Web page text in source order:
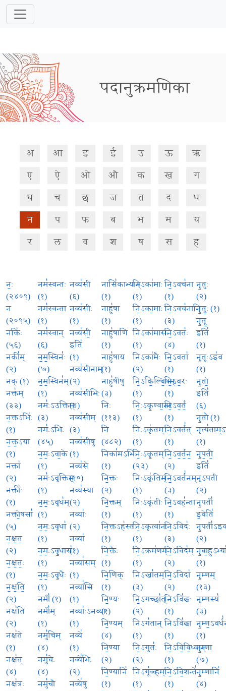
पदानुक्रमणिका
अ आ इ ई उ ऊ ऋ
ए ऐ ओ औ क ख ग
घ च छ ज त द ध
न प फ ब भ म य
र ल व श ष स ह
नः॒
(२४०९)
न
(२०९५)
नकिः॑
(५६)
नकी॑म्
(२)
नक् (१)
नक्त॑म्
(३३)
न॒क्तऽभिः॑
(१)
न॒क्त॒ऽया
(१)
नक्ता॑
(२)
नक्तीः॑
(१)
नक्तो॒षसा॑
(५)
न॒क्ष॒त॒
(२)
न॒क्ष॒तः॒
(१)
न॒क्ष॒ति॒
(२)
नक्ष॑ति
(२)
नक्ष॑ते
(१)
नक्ष॑त्
(४)
नक्ष॑त्रः
नम॑स्वन्तः
(१)
नम॑स्वन्ता
(१)
नम॑स्वान्
(६)
न॒म॒स्विनः॑
(७)
न॒म॒स्विन॑म्
(१)
नमः॑ऽउक्तिम्
(३)
नमः॑ऽभिः
(४५)
न॒मः॒ऽवा॒के
(१)
नमः॑ऽवृक्तिम्
(१)
न॒मः॒ऽवृध॑म्
(१)
न॒मः॒ऽवृधा॑
(१)
न॒मः॒ऽवृ॒धासः॑
(१)
न॒मः॒ऽवृ॒धैः
(१)
नमी॑ (१)
नमी॑म्
(१)
नमु॑चिम्
(४)
नमु॑चेः
(४)
नमु॑चौ
नव्य॑सी
(६)
नव्य॑सीः
(१)
नव्य॑सी॒
इति॑
(१)
नव्य॑सीनाम्
(२)
नव्य॑सीभिः
(४)
नव्य॑सीम्
(३)
नव्य॑सीषु
(१)
नव्य॑से
(१०)
नव्य॑स्या
(२)
नव्याः॑
(२)
नव्या॑
(१)
नव्यां॑सम्
(१)
नव्यां॑सि
(१)
नव्याः॑ऽनव्याः
(१)
नव्ये॑
(१)
नव्ये॑भिः
(२)
नव्ये॑षु
नासि॑काभ्याम्
(१)
नाहु॑षा
(१)
नाहु॑षाणि
(१)
नाहु॑षाय
(१)
नाहु॑षीषु
(३)
निः
(११३)
नि
(४८२)
निका॑मऽभिः
(१)
नि॒क्तः
(२)
नि॒क्तम्
(१)
नि॒क्तऽह॑स्तः
(१)
नि॒क्तैः
(१)
नि॒णिक्
(१)
नि॒ण्यः
(१)
नि॒ण्यम्
(४)
नि॒ण्या
(२)
नि॒ण्यानि॑
(१)
निऽका॑माः
(१)
नि॒ऽका॒माः
(१)
निऽका॑मासः
(१)
निऽका॑मैः
(२)
नि॒ऽकि॒ल्बि॒षम्
(१)
निः॒ऽकृ॒ण्वा॒नाः
(१)
निःऽकृ॑तम्
(१)
निः॒ऽकृ॒तम्
(२३)
निःऽकृ॑तिम्
(१)
निःऽकृ॑तीः
(१)
नि॒ऽकृत्वा॑नः
(१)
नि॒ऽक्रम॑णम्
(१)
निऽखा॑तम्
(३)
नि॒ऽगच्छा॑त्
(२)
निऽग॑तान्
(१)
नि॒ऽगुतः॑
(२)
निऽगू॑ळ्हम्
(१)
नि॒ऽवच॑ना
(१)
नि॒ऽवच॑नानि
(३)
नि॒ऽवतः॑
(४)
नि॒ऽवता॑
(१)
नि॒ऽव॒रः
(१)
नि॒ऽव॒र्त॒
(१)
नि॒ऽवर्त॑त्
(१)
नि॒ऽव॒र्त॒न॒
(२)
नि॒ऽवर्त॑नम्
(३)
नि॒ऽवह॑न्ता
(१)
नि॒ऽविदः॑
(३)
नि॒ऽविद॑म्
(२)
नि॒ऽविदा॑
(२)
निऽवि॑द्धः
(१)
निऽवि॑द्धा
(१)
नि॒ऽवि॒वि॒ध्वान्
(१)
नि॒ऽवि॒शन्ते॑
(१)
नृ॒तुः
(२)
नृ॒तुः॒ (१)
नृ॒तू॒
इति॑
(१)
नृ॒तूःऽइ॑व
(१)
नृ॒तो॒
इति॑
(६)
नृ॒तौ (१)
(१)
नृ॒प॒ती॒
इति॑
नृऽपती
(२)
नृ॒पती॑
इ॒वेति॑
(२)
(१)
नृ॒म्णम्
(१३)
नृ॒म्णस्य॑
(३)
(१)
नृ॒म्णा
(७)
नृ॒म्णानि॑
(४)